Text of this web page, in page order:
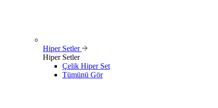
Hiper Setler
Hiper Setler
Çelik Hiper Set
Tümünü Gör